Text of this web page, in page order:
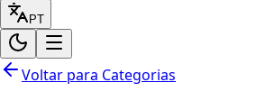
PT
Voltar para Categorias